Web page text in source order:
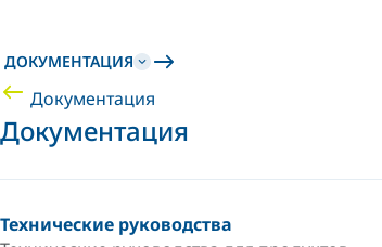
ДОКУМЕНТАЦИЯ
Документация
Документация
Технические руководства